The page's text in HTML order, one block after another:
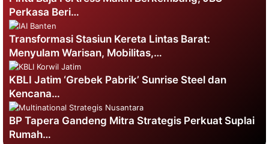
Perkasa Beri…
Transformasi Stasiun Kereta Lintas Barat:
Menyulam Warisan, Mobilitas,…
KBLI Jatim ‘Grebek Pabrik’ Sunrise Steel dan
Kencana…
BP Tapera Gandeng Mitra Strategis Perkuat Suplai
Rumah…